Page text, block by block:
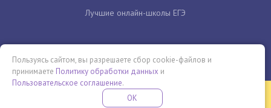
Лучшие онлайн-школы ЕГЭ
Бесплатная летняя школа
Пользуясь сайтом, вы разрешаете сбор cookie-файлов и
принимаете Политику обработки данных и
Пользовательское соглашение.
OK